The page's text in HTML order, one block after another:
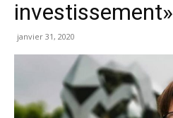
investissement»
janvier 31, 2020